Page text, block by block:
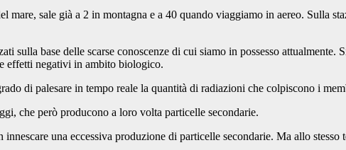
sale già a 2 in montagna e a 40 quando viaggiamo in aereo. Sulla
sulla base delle scarse conoscenze di cui siamo in possesso attualmente.
effetti negativi in ambito biologico.
di palesare in tempo reale la quantità di radiazioni che colpiscono i
che però producono a loro volta particelle secondarie.
una eccessiva produzione di particelle secondarie. Ma allo